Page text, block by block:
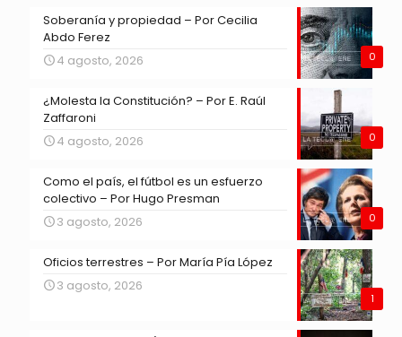
0
Soberanía y propiedad – Por Cecilia
Abdo Ferez
4 agosto, 2026
0
¿Molesta la Constitución? – Por E. Raúl
Zaffaroni
4 agosto, 2026
0
Como el país, el fútbol es un esfuerzo
colectivo – Por Hugo Presman
3 agosto, 2026
1
Oficios terrestres – Por María Pía López
3 agosto, 2026